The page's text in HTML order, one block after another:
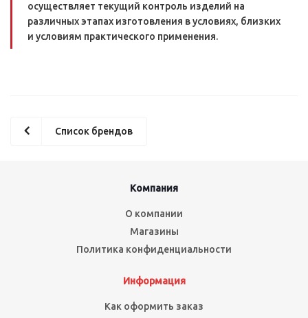
осуществляет текущий контроль изделий на
различных этапах изготовления в условиях, близких
и условиям практического применения.
Список брендов
Компания
О компании
Магазины
Политика конфиденциальности
Информация
Как оформить заказ